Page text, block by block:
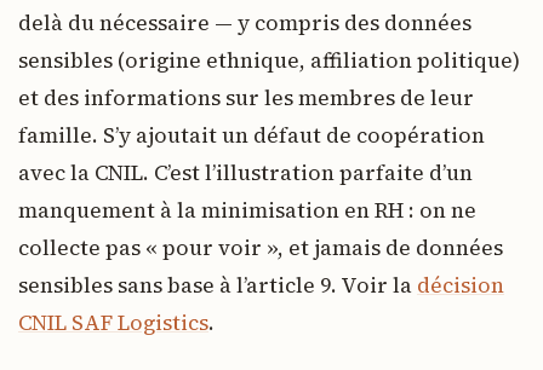
delà du nécessaire — y compris des données
sensibles (origine ethnique, affiliation politique)
et des informations sur les membres de leur
famille. S’y ajoutait un défaut de coopération
avec la CNIL. C’est l’illustration parfaite d’un
manquement à la minimisation en RH : on ne
collecte pas « pour voir », et jamais de données
sensibles sans base à l’article 9. Voir la décision
CNIL SAF Logistics.